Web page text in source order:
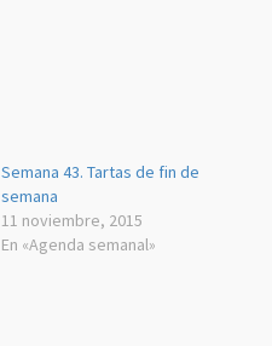
Semana 43. Tartas de fin de
semana
11 noviembre, 2015
En «Agenda semanal»